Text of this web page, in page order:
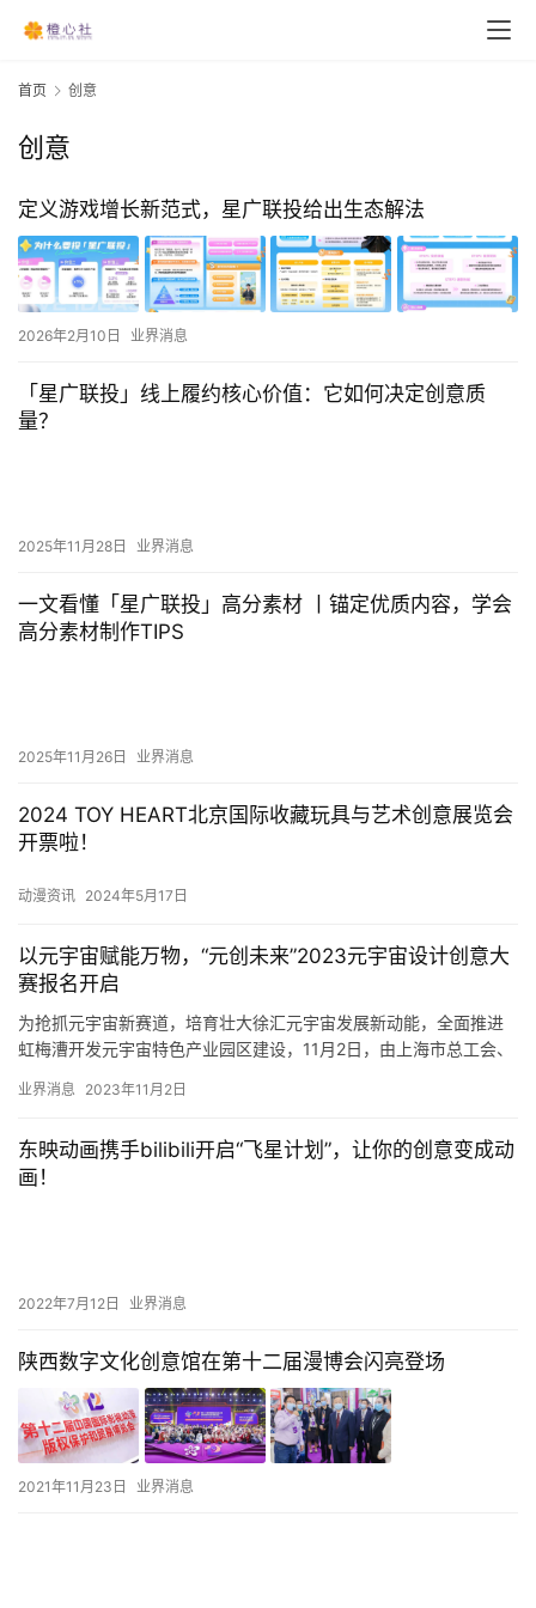
首页 创意
创意
定义游戏增长新范式，星广联投给出生态解法
2026年2月10日 业界消息
「星广联投」线上履约核心价值：它如何决定创意质
量？
2025年11月28日 业界消息
一文看懂「星广联投」高分素材 丨锚定优质内容，学会
高分素材制作TIPS
2025年11月26日 业界消息
2024 TOY HEART北京国际收藏玩具与艺术创意展览会
开票啦！
动漫资讯 2024年5月17日
以元宇宙赋能万物，“元创未来”2023元宇宙设计创意大
赛报名开启
为抢抓元宇宙新赛道，培育壮大徐汇元宇宙发展新动能，全面推进
虹梅漕开发元宇宙特色产业园区建设，11月2日，由上海市总工会、
有…
业界消息 2023年11月2日
东映动画携手bilibili开启“飞星计划”，让你的创意变成动
画！
2022年7月12日 业界消息
陕西数字文化创意馆在第十二届漫博会闪亮登场
2021年11月23日 业界消息